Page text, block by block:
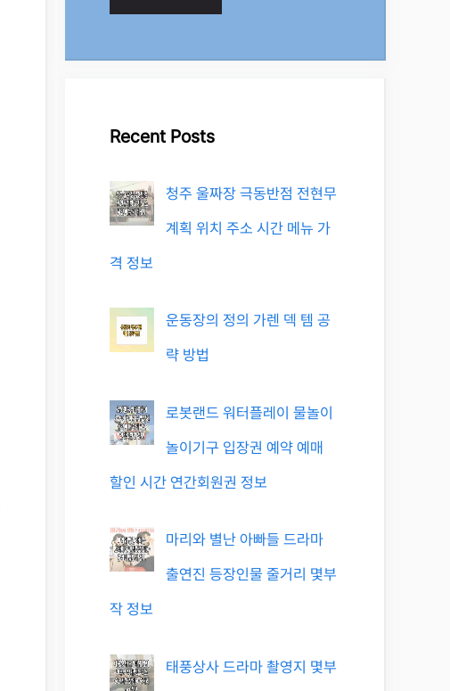
Recent Posts
청주 울짜장 극동반점 전현무
계획 위치 주소 시간 메뉴 가
격 정보
운동장의 정의 가렌 덱 템 공
략 방법
로봇랜드 워터플레이 물놀이
놀이기구 입장권 예약 예매
할인 시간 연간회원권 정보
마리와 별난 아빠들 드라마
출연진 등장인물 줄거리 몇부
작 정보
태풍상사 드라마 촬영지 몇부